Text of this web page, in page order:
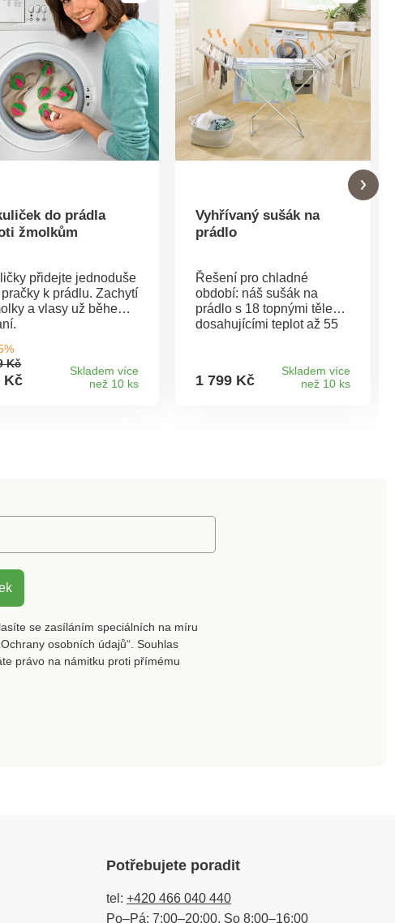
do prádla
žmolkům
přidejte jednoduše
k prádlu. Zachytí
a vlasy už během
Kč
Kč
Skladem více
než 10 ks
Vyhřívaný sušák na
prádlo
Řešení pro chladné
období: náš sušák na
prádlo s 18 topnými tělesy,
dosahujícími teplot až 55
oblečení, vše bude krásně
měkké a bez záhybů -
1 799 Kč
Skladem více
než 10 ks
se zasíláním speciálních na míru
osobních údajů“. Souhlas
právo na námitku proti přímému
Potřebujete poradit
tel: +420 466 040 440
Po–Pá: 7:00–20:00, So 8:00–16:00